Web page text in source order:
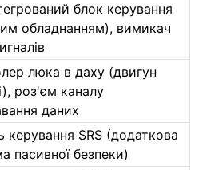
блок керування
обладнанням), вимикач
люка в даху (двигун
роз'єм каналу
даних
керування SRS (додаткова
пасивної безпеки)